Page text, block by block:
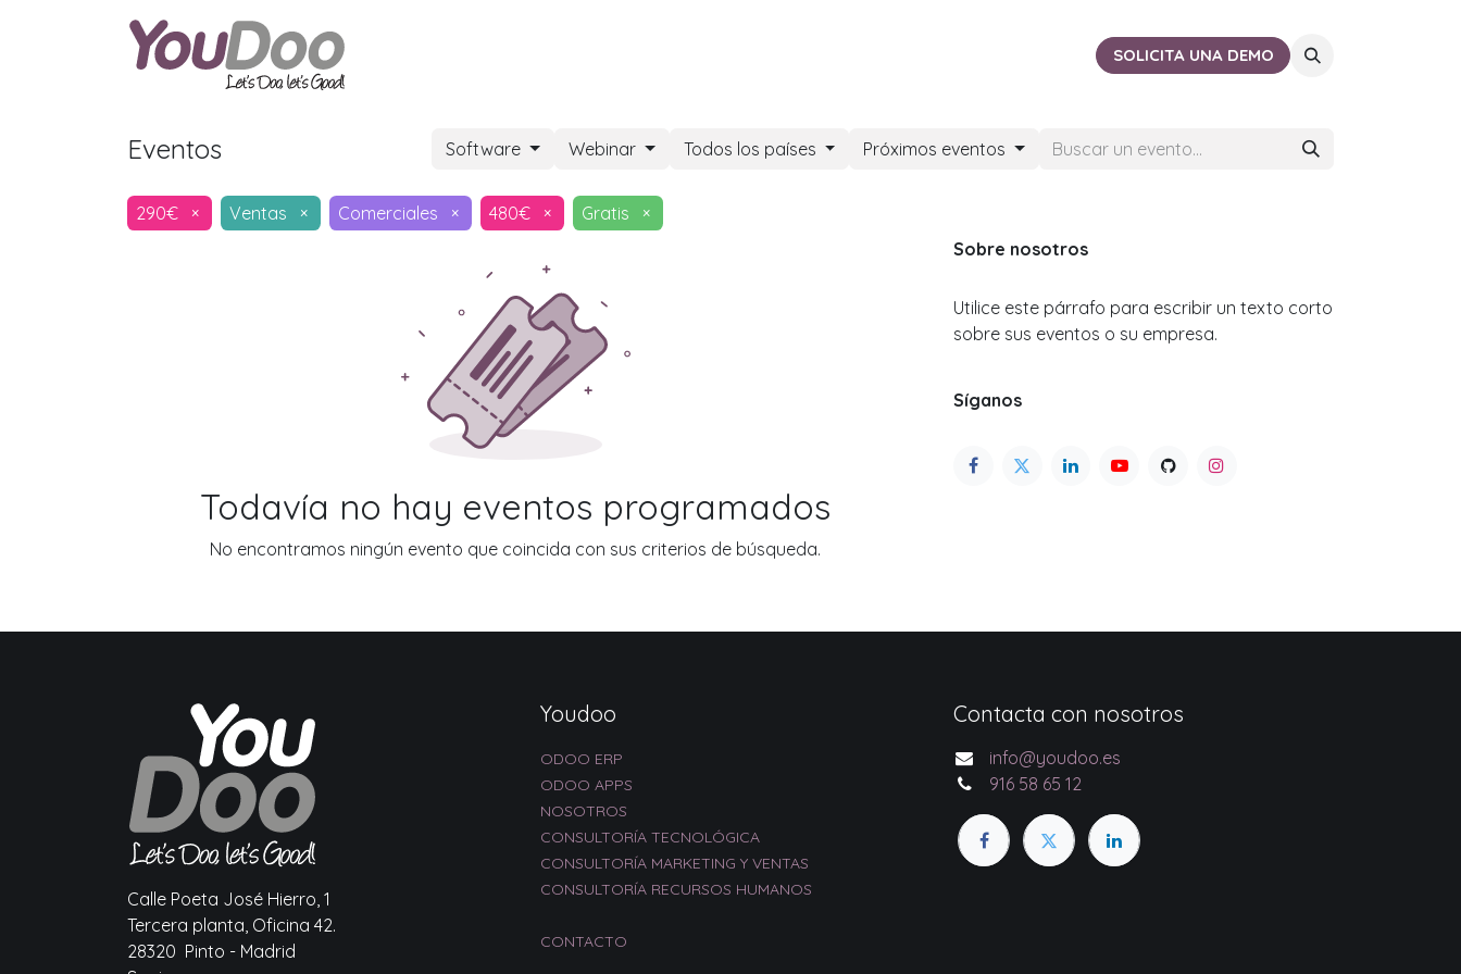
CERCA DE TISOLICITA UNA DEMO
Eventos Software Webinar Todos los países Próximos eventos
290€ × Ventas × Comerciales × 480€ × Gratis ×
Todavía no hay eventos programados
No encontramos ningún evento que coincida con sus criterios de búsqueda.
Sobre nosotros
Utilice este párrafo para escribir un texto corto
sobre sus eventos o su empresa.
Síganos
Calle Poeta José Hierro, 1
Tercera planta, Oficina 42.
28320 Pinto - Madrid
Youdoo
ODOO ERP
ODOO APPS
NOSOTROS
CONSULTORÍA TECNOLÓGICA
CONSULTORÍA MARKETING Y VENTAS
CONSULTORÍA RECURSOS HUMANOS
CONTACTO
Contacta con nosotros
info@youdoo.es
916 58 65 12